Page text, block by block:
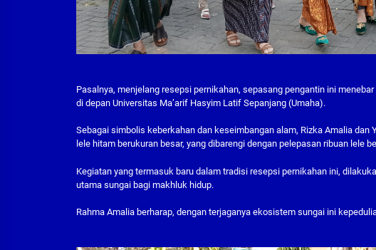
Pasalnya, menjelang resepsi pernikahan, sepasang pengantin ini
di depan Universitas Ma’arif Hasyim Latif Sepanjang (Umaha).
Sebagai simbolis keberkahan dan keseimbangan alam, Rizka Amalia
lele hitam berukuran besar, yang dibarengi dengan pelepasan ribuan lele
Kegiatan yang termasuk baru dalam tradisi resepsi pernikahan ini,
utama sungai bagi makhluk hidup.
Rahma Amalia berharap, dengan terjaganya ekosistem sungai ini